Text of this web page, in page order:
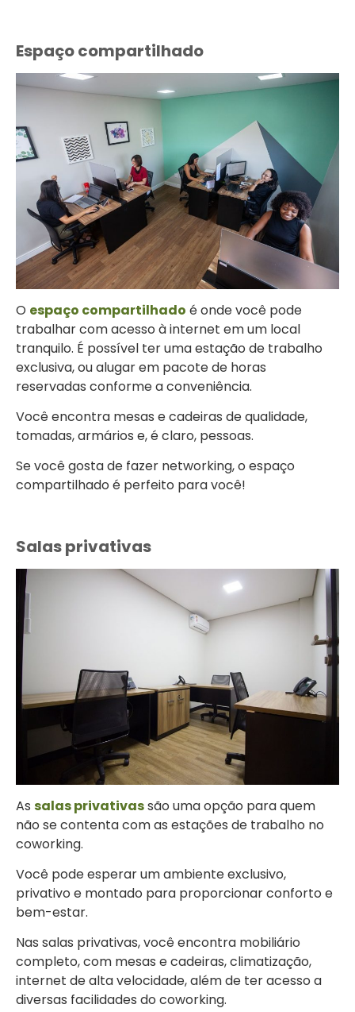
Espaço compartilhado
O espaço compartilhado é onde você pode
trabalhar com acesso à internet em um local
tranquilo. É possível ter uma estação de trabalho
exclusiva, ou alugar em pacote de horas
reservadas conforme a conveniência.
Você encontra mesas e cadeiras de qualidade,
tomadas, armários e, é claro, pessoas.
Se você gosta de fazer networking, o espaço
compartilhado é perfeito para você!
Salas privativas
As salas privativassão uma opção para quem
não se contenta com as estações de trabalho no
coworking.
Você pode esperar um ambiente exclusivo,
privativo e montado para proporcionar conforto e
bem-estar.
Nas salas privativas, você encontra mobiliário
completo, com mesas e cadeiras, climatização,
internet de alta velocidade, além de ter acesso a
diversas facilidades do coworking.